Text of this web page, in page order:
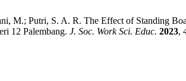
M.; Putri, S. A. R. The Effect of Standing
12 Palembang. J. Soc. Work Sci. Educ. 2023,